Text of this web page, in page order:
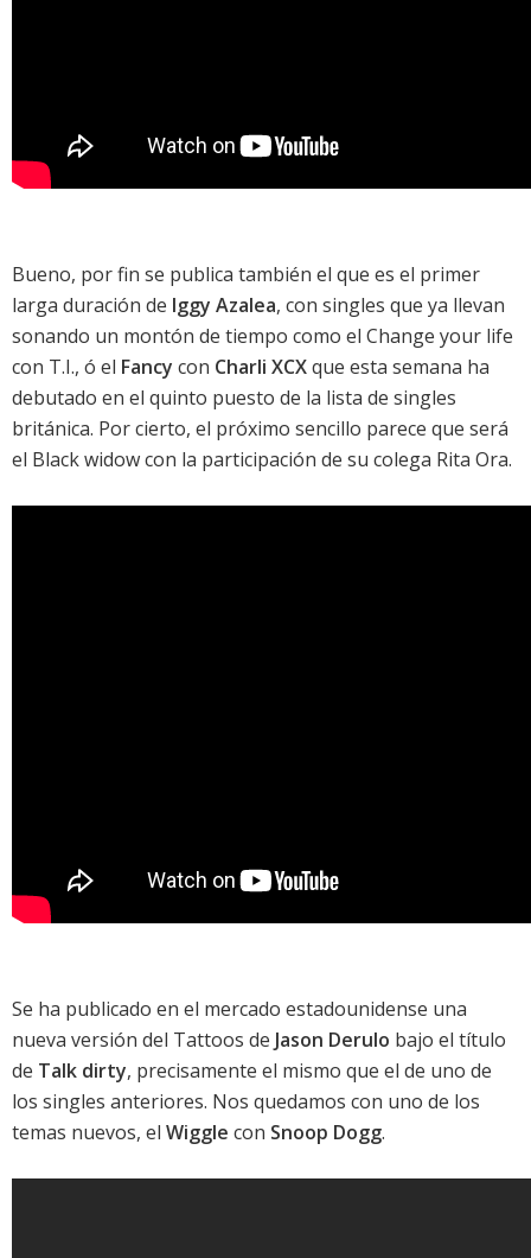
Bueno, por fin se publica también el que es el primer
larga duración de Iggy Azalea, con singles que ya llevan
sonando un montón de tiempo como el Change your life
con T.I., ó el Fancy con Charli XCXque esta semana ha
debutado en el quinto puesto de la lista de singles
británica. Por cierto, el próximo sencillo parece que será
el Black widowcon la participación de su colega Rita Ora.
Se ha publicado en el mercado estadounidense una
nueva versión del Tattoos de Jason Derulo bajo el título
de Talk dirty, precisamente el mismo que el de uno de
los singles anteriores. Nos quedamos con uno de los
temas nuevos, el Wiggle con Snoop Dogg.